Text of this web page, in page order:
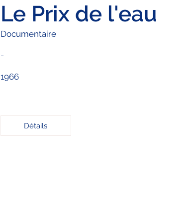
Le Prix de l'eau
Documentaire
-
1966
Détails